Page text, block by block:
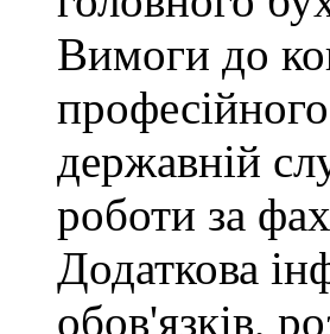
Вимоги до
державній
роботи за
Додаткова
обов'язків,